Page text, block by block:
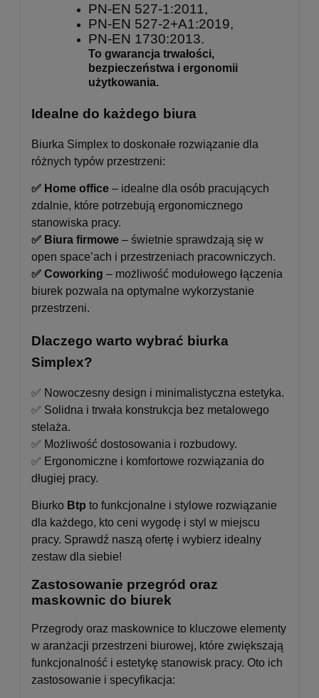
PN-EN 527-1:2011,
PN-EN 527-2+A1:2019,
PN-EN 1730:2013.
To gwarancja trwałości,
bezpieczeństwa i ergonomii
użytkowania.
Idealne do każdego biura
Biurka Simplex to doskonałe rozwiązanie dla
różnych typów przestrzeni:
✅ Home office – idealne dla osób pracujących
zdalnie, które potrzebują ergonomicznego
stanowiska pracy.
✅ Biura firmowe – świetnie sprawdzają się w
open space’ach i przestrzeniach pracowniczych.
✅ Coworking – możliwość modułowego łączenia
biurek pozwala na optymalne wykorzystanie
przestrzeni.
Dlaczego warto wybrać biurka
Simplex?
✅ Nowoczesny design i minimalistyczna estetyka.
✅ Solidna i trwała konstrukcja bez metalowego
stelaża.
✅ Możliwość dostosowania i rozbudowy.
✅ Ergonomiczne i komfortowe rozwiązania do
długiej pracy.
Biurko Btp to funkcjonalne i stylowe rozwiązanie
dla każdego, kto ceni wygodę i styl w miejscu
pracy. Sprawdź naszą ofertę i wybierz idealny
zestaw dla siebie!
Zastosowanie przegród oraz
maskownic do biurek
Przegrody oraz maskownice to kluczowe elementy
w aranżacji przestrzeni biurowej, które zwiększają
funkcjonalność i estetykę stanowisk pracy. Oto ich
zastosowanie i specyfikacja: